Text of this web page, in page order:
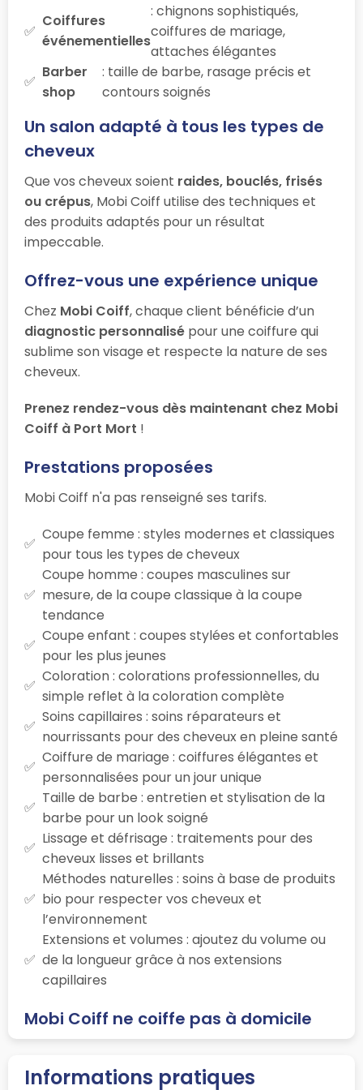
Coiffures
événementielles
: chignons sophistiqués,
coiffures de mariage,
attaches élégantes
Barber
shop
: taille de barbe, rasage précis et
contours soignés
Un salon adapté à tous les types de
cheveux
Que vos cheveux soient raides, bouclés, frisés
ou crépus, Mobi Coiff utilise des techniques et
des produits adaptés pour un résultat
impeccable.
Offrez-vous une expérience unique
Chez Mobi Coiff, chaque client bénéficie d’un
diagnostic personnalisé pour une coiffure qui
sublime son visage et respecte la nature de ses
cheveux.
Prenez rendez-vous dès maintenant chez Mobi
Coiff à Port Mort !
Prestations proposées
Mobi Coiff n'a pas renseigné ses tarifs.
Coupe femme : styles modernes et classiques
pour tous les types de cheveux
Coupe homme : coupes masculines sur
mesure, de la coupe classique à la coupe
tendance
Coupe enfant : coupes stylées et confortables
pour les plus jeunes
Coloration : colorations professionnelles, du
simple reflet à la coloration complète
Soins capillaires : soins réparateurs et
nourrissants pour des cheveux en pleine santé
Coiffure de mariage : coiffures élégantes et
personnalisées pour un jour unique
Taille de barbe : entretien et stylisation de la
barbe pour un look soigné
Lissage et défrisage : traitements pour des
cheveux lisses et brillants
Méthodes naturelles : soins à base de produits
bio pour respecter vos cheveux et
l’environnement
Extensions et volumes : ajoutez du volume ou
de la longueur grâce à nos extensions
capillaires
Mobi Coiff ne coiffe pas à domicile
Informations pratiques